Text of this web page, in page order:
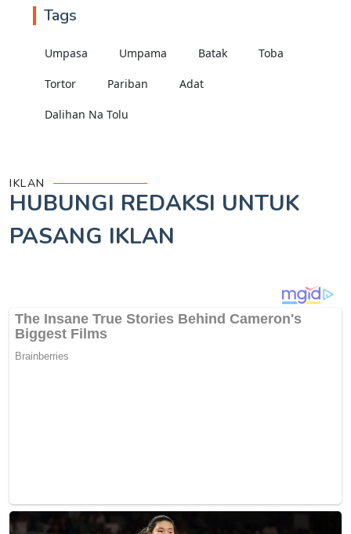
Tags
Umpasa Umpama Batak Toba
Tortor Pariban Adat
Dalihan Na Tolu
IKLAN
HUBUNGI REDAKSI UNTUK
PASANG IKLAN